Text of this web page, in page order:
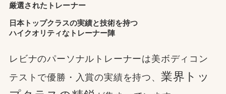
厳選されたトレーナー
日本トップクラスの実績と技術を持つ
ハイクオリティなトレーナー陣
レビナのパーソナルトレーナーは美ボディコン
テストで優勝・入賞の実績を持つ、 業界トッ